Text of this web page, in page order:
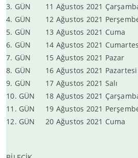
3. GÜN
11 Ağustos 2021
4. GÜN
12 Ağustos 2021
5. GÜN
13 Ağustos 2021 Cuma
6. GÜN
14 Ağustos 2021
7. GÜN
15 Ağustos 2021 Pazar
8. GÜN
16 Ağustos 2021 Pazartesi
9. GÜN
17 Ağustos 2021 Salı
10. GÜN
18 Ağustos 2021
11. GÜN
19 Ağustos 2021
12. GÜN
20 Ağustos 2021 Cuma